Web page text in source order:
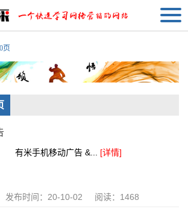
页
有米手机移动广告 &... [详情]
发布时间：20-10-02 阅读：1468